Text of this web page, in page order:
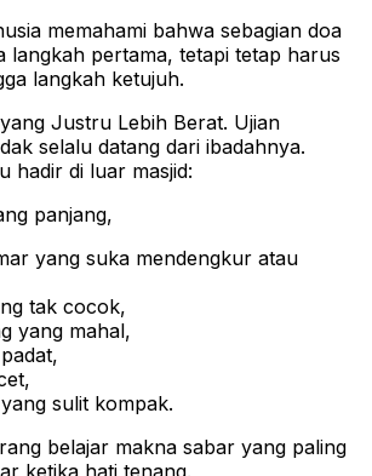
memahami bahwa sebagian doa
langkah pertama, tetapi tetap harus
langkah ketujuh.
Justru Lebih Berat. Ujian
selalu datang dari ibadahnya.
hadir di luar masjid:
panjang,
yang suka mendengkur atau
tak cocok,
yang mahal,
sulit kompak.
belajar makna sabar yang paling
ketika hati tenang.